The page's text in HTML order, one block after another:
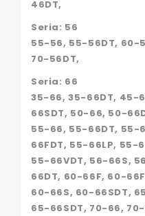
46DT,
Seria: 56
55-56, 55-56DT, 60-
70-56DT,
Seria: 66
35-66, 35-66DT, 45-
66SDT, 50-66, 50-
55-66, 55-66DT, 55-
66FDT, 55-66LP, 55-
55-66VDT, 56-66S,
66DT, 60-66F, 60-
60-66S, 60-66SDT,
65-66SDT, 70-66,